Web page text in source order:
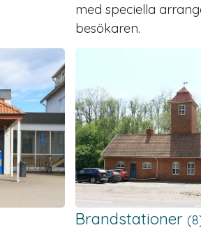
med speciella
besökaren.
Brandstationer